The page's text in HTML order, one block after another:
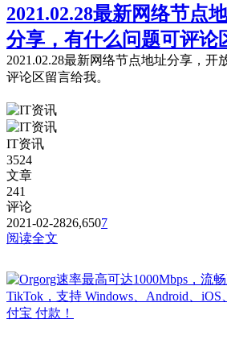
2021.02.28最新网络节点
分享，有什么问题可评论
2021.02.28最新网络节点地址分享，开
评论区留言给我。
IT资讯
3524
文章
241
评论
2021-02-2826,6507
阅读全文